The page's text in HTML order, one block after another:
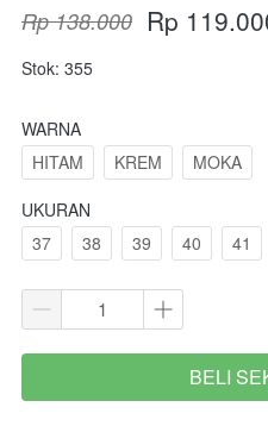
Rp 138.000 Rp
Stok: 355
WARNA
HITAM
KREM
MOKA
UKURAN
37
38 39 40 41
`BELI